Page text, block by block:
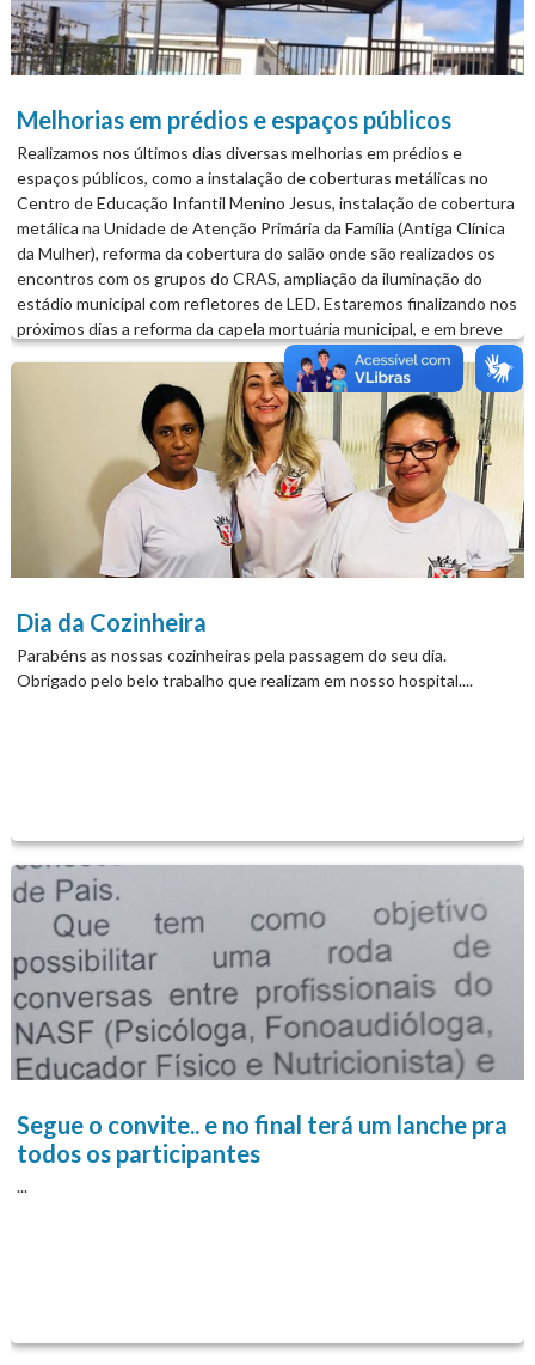
e armário. No espaço reservado ao velório, receberam novas
cadeiras longarinas para maior conforto e comodidade dos
visitantes....
Melhorias em prédios e espaços públicos
Realizamos nos últimos dias diversas melhorias em prédios e
espaços públicos, como a instalação de coberturas metálicas no
Centro de Educação Infantil Menino Jesus, instalação de cobertura
metálica na Unidade de Atenção Primária da Família (Antiga Clínica
da Mulher), reforma da cobertura do salão onde são realizados os
encontros com os grupos do CRAS, ampliação da iluminação do
estádio municipal com refletores de LED. Estaremos finalizando nos
próximos dias a reforma da capela mortuária municipal, e em breve
também iniciaremos a construção de uma área coberta com
banheiros e almoxarifado nos cemitérios de Grandes Rios e de
Ribeirão Bonito. Tudo isso realizado com recursos próprios do
município. avançaGrandesRios...
Dia da Cozinheira
Parabéns as nossas cozinheiras pela passagem do seu dia.
Obrigado pelo belo trabalho que realizam em nosso hospital....
Segue o convite.. e no final terá um lanche pra
todos os participantes
...